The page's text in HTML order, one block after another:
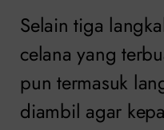
Selain tiga
celana yang
pun termasuk
diambil agar